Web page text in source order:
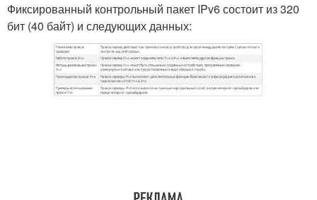
Фиксированный контрольный пакет IPv6 состоит из 320
бит (40 байт) и следующих данных: